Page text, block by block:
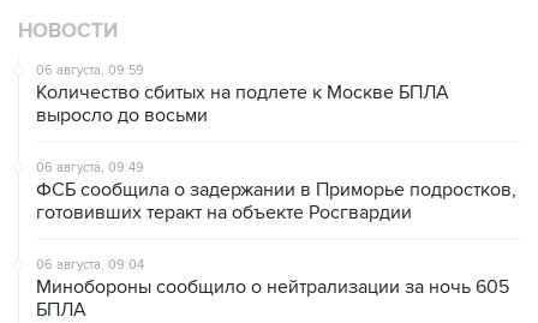
НОВОСТИ
06 августа, 09:59
Количество сбитых на подлете к Москве БПЛА
выросло до восьми
06 августа, 09:49
ФСБ сообщила о задержании в Приморье подростков,
готовивших теракт на объекте Росгвардии
06 августа, 09:04
Минобороны сообщило о нейтрализации за ночь 605
БПЛА